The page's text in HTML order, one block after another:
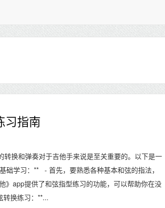
习指南
换和弹奏对于吉他手来说是至关重要的。以下是一
础学习：** - 首先，要熟悉各种基本和弦的指法，
》app提供了和弦指型练习的功能，可以帮助你在没
转换练习：**...